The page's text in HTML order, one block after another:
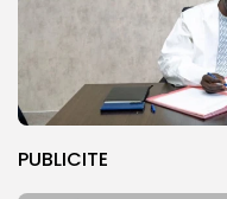
PUBLICITE